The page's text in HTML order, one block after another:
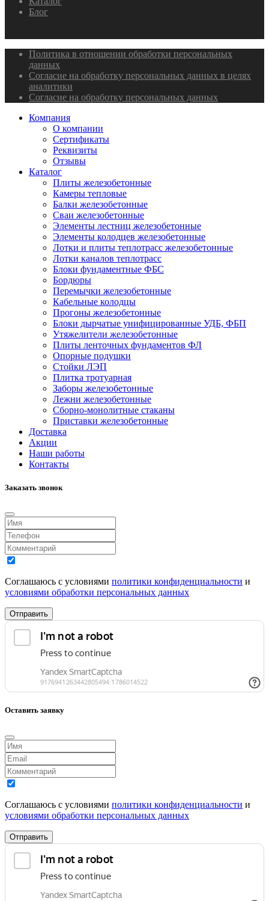
Блог
Политика в отношении обработки персональных
данных
Согласие на обработку персональных данных в целях
аналитики
Согласие на обработку персональных данных
Компания
О компании
Сертификаты
Реквизиты
Отзывы
Каталог
Плиты железобетонные
Камеры тепловые
Балки железобетонные
Сваи железобетонные
Элементы лестниц железобетонные
Элементы колодцев железобетонные
Лотки и плиты теплотрасс железобетонные
Лотки каналов теплотрасс
Блоки фундаментные ФБС
Бордюры
Перемычки железобетонные
Кабельные колодцы
Прогоны железобетонные
Блоки дырчатые унифицированные УДБ, ФБП
Утяжелители железобетонные
Плиты ленточных фундаментов ФЛ
Опорные подушки
Стойки ЛЭП
Плитка тротуарная
Заборы железобетонные
Лежни железобетонные
Сборно-монолитные стаканы
Приставки железобетонные
Доставка
Акции
Наши работы
Контакты
Заказать звонок
Соглашаюсь с условиями политики конфиденциальности и
условиями обработки персональных данных
Отправить
Оставить заявку
Соглашаюсь с условиями политики конфиденциальности и
условиями обработки персональных данных
Отправить